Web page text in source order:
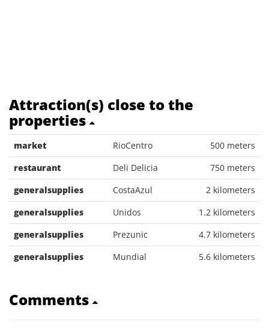
Attraction(s) close to the
properties
market RioCentro
500 meters
restaurant
Deli Delicia
750 meters
generalsupplies
CostaAzul
2 kilometers
generalsupplies
Unidos
1.2 kilometers
generalsupplies
Prezunic
4.7 kilometers
generalsupplies
Mundial 5.6 kilometers
Comments